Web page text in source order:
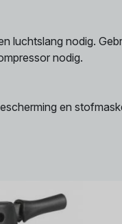
luchtslang nodig.
nodig.
en